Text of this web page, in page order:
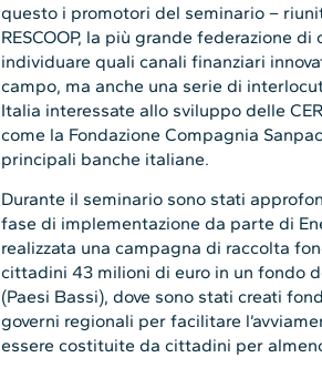
questo i promotori del seminario –
RESCOOP, la più grande federazione
individuare quali canali finanziari
campo, ma anche una serie di
Italia interessate allo sviluppo delle
come la Fondazione Compagnia
principali banche italiane.
Durante il seminario sono stati
fase di implementazione da parte di
realizzata una campagna di raccolta
cittadini 43 milioni di euro in un fondo
(Paesi Bassi), dove sono stati creati
governi regionali per facilitare
essere costituite da cittadini per